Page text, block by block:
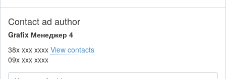
Contact ad author
Grafix Менеджер 4
38x xxx xxxx View contacts
09x xxx xxxx